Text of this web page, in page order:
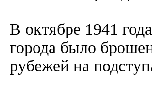
В октябре 1941
города было
рубежей на